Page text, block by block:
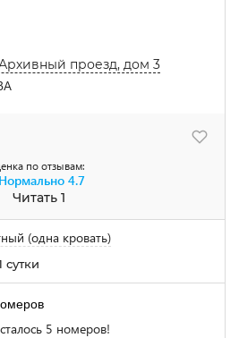
проезд, дом 3
по отзывам:
Нормально 4.7
Читать 1
(одна кровать)
сутки
5 номеров!